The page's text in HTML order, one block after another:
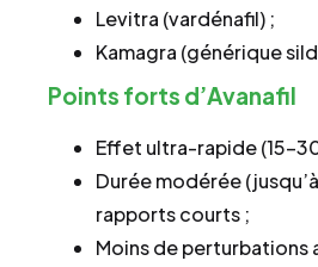
Levitra (vardénafil) ;
Kamagra (générique
Points forts d’Avanafil
Effet ultra-rapide
Durée modérée
rapports courts ;
Moins de perturbations